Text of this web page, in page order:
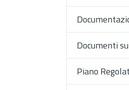
Documenti
Piano